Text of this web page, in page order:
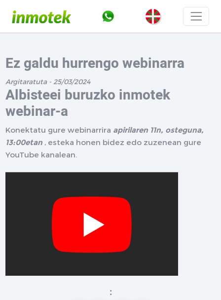
Ez galdu hurrengo webinarra
Argitaratuta - 25/03/2024
Albisteei buruzko inmotek
webinar-a
Konektatu gure webinarrira apirilaren 11n, osteguna,
13:00etan , esteka honen bidez edo zuzenean gure
YouTube kanalean.
: